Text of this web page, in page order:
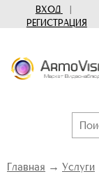
ВХОД
|
РЕГИСТРАЦИЯ
Главная → Услуги